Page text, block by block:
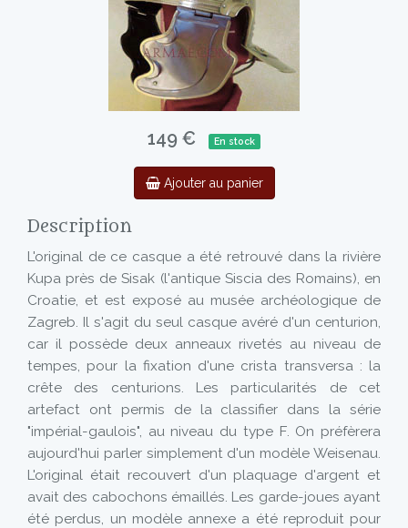
149 € En stock
Ajouter au panier
Description
L'original de ce casque a été retrouvé dans la rivière
Kupa près de Sisak (l'antique Siscia des Romains), en
Croatie, et est exposé au musée archéologique de
Zagreb. Il s'agit du seul casque avéré d'un centurion,
car il possède deux anneaux rivetés au niveau de
tempes, pour la fixation d'une crista transversa : la
crête des centurions. Les particularités de cet
artefact ont permis de la classifier dans la série
"impérial-gaulois", au niveau du type F. On préfèrera
aujourd'hui parler simplement d'un modèle Weisenau.
L'original était recouvert d'un plaquage d'argent et
avait des cabochons émaillés. Les garde-joues ayant
été perdus, un modèle annexe a été reproduit pour